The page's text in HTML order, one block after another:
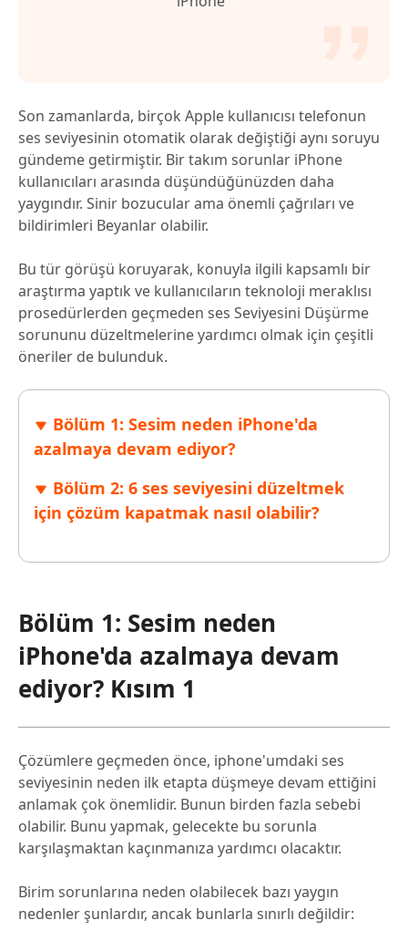
Son zamanlarda, birçok Apple kullanıcısı telefonun
ses seviyesinin otomatik olarak değiştiği aynı soruyu
gündeme getirmiştir. Bir takım sorunlar iPhone
kullanıcıları arasında düşündüğünüzden daha
yaygındır. Sinir bozucular ama önemli çağrıları ve
bildirimleri Beyanlar olabilir.
Bu tür görüşü koruyarak, konuyla ilgili kapsamlı bir
araştırma yaptık ve kullanıcıların teknoloji meraklısı
prosedürlerden geçmeden ses Seviyesini Düşürme
sorununu düzeltmelerine yardımcı olmak için çeşitli
öneriler de bulunduk.
Bölüm 1: Sesim neden iPhone'da
azalmaya devam ediyor?
Bölüm 2: 6 ses seviyesini düzeltmek
için çözüm kapatmak nasıl olabilir?
Bölüm 1: Sesim neden
iPhone'da azalmaya devam
ediyor? Kısım 1
Çözümlere geçmeden önce, iphone'umdaki ses
seviyesinin neden ilk etapta düşmeye devam ettiğini
anlamak çok önemlidir. Bunun birden fazla sebebi
olabilir. Bunu yapmak, gelecekte bu sorunla
karşılaşmaktan kaçınmanıza yardımcı olacaktır.
Birim sorunlarına neden olabilecek bazı yaygın
nedenler şunlardır, ancak bunlarla sınırlı değildir: